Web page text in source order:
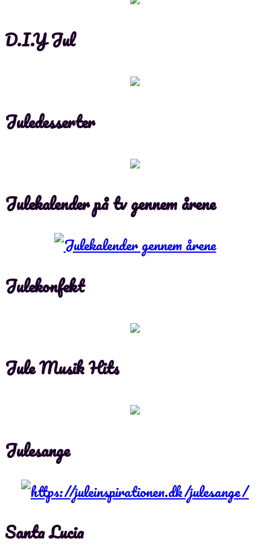
D.I.Y Jul
Juledesserter
Julekalender på tv gennem årene
Julekonfekt
Jule Musik Hits
Julesange
Santa Lucia